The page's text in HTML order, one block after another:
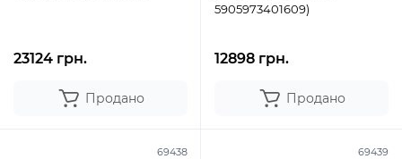
23124 грн.
Продано
5905973401609)
12898 грн.
Продано
69438 69439